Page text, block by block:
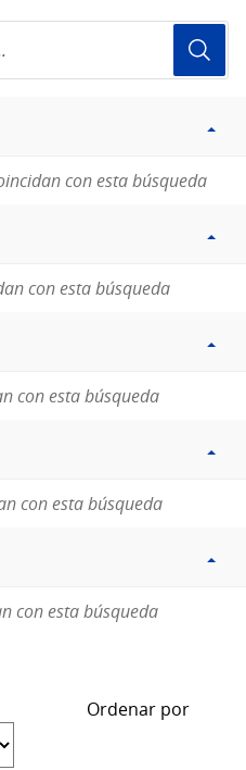
con esta búsqueda
con esta búsqueda
con esta búsqueda
con esta búsqueda
con esta búsqueda
Ordenar por